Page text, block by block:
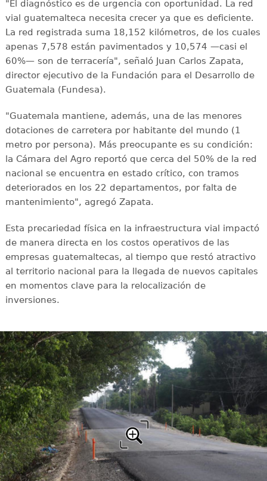
"El diagnóstico es de urgencia con oportunidad. La red
vial guatemalteca necesita crecer ya que es deficiente.
La red registrada suma 18,152 kilómetros, de los cuales
apenas 7,578 están pavimentados y 10,574 —casi el
60%— son de terracería", señaló Juan Carlos Zapata,
director ejecutivo de la Fundación para el Desarrollo de
Guatemala (Fundesa).
"Guatemala mantiene, además, una de las menores
dotaciones de carretera por habitante del mundo (1
metro por persona). Más preocupante es su condición:
la Cámara del Agro reportó que cerca del 50% de la red
nacional se encuentra en estado crítico, con tramos
deteriorados en los 22 departamentos, por falta de
mantenimiento", agregó Zapata.
Esta precariedad física en la infraestructura vial impactó
de manera directa en los costos operativos de las
empresas guatemaltecas, al tiempo que restó atractivo
al territorio nacional para la llegada de nuevos capitales
en momentos clave para la relocalización de
inversiones.